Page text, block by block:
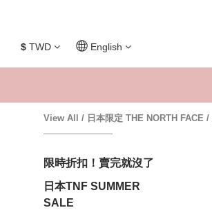
$ TWD English
View All / 日本限定 THE NORTH FACE /
限時折扣！賣完就沒了
日本TNF SUMMER
SALE